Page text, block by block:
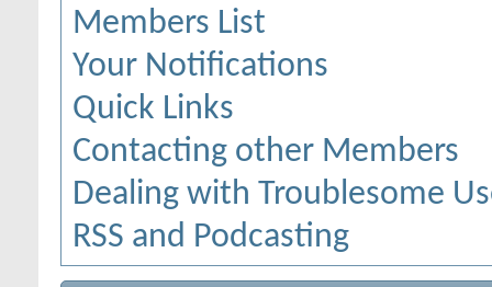
Members List
Your Notifications
Quick Links
Contacting other Members
Dealing with Troublesome
RSS and Podcasting